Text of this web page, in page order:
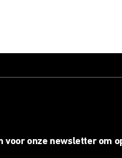
voor onze newsletter om